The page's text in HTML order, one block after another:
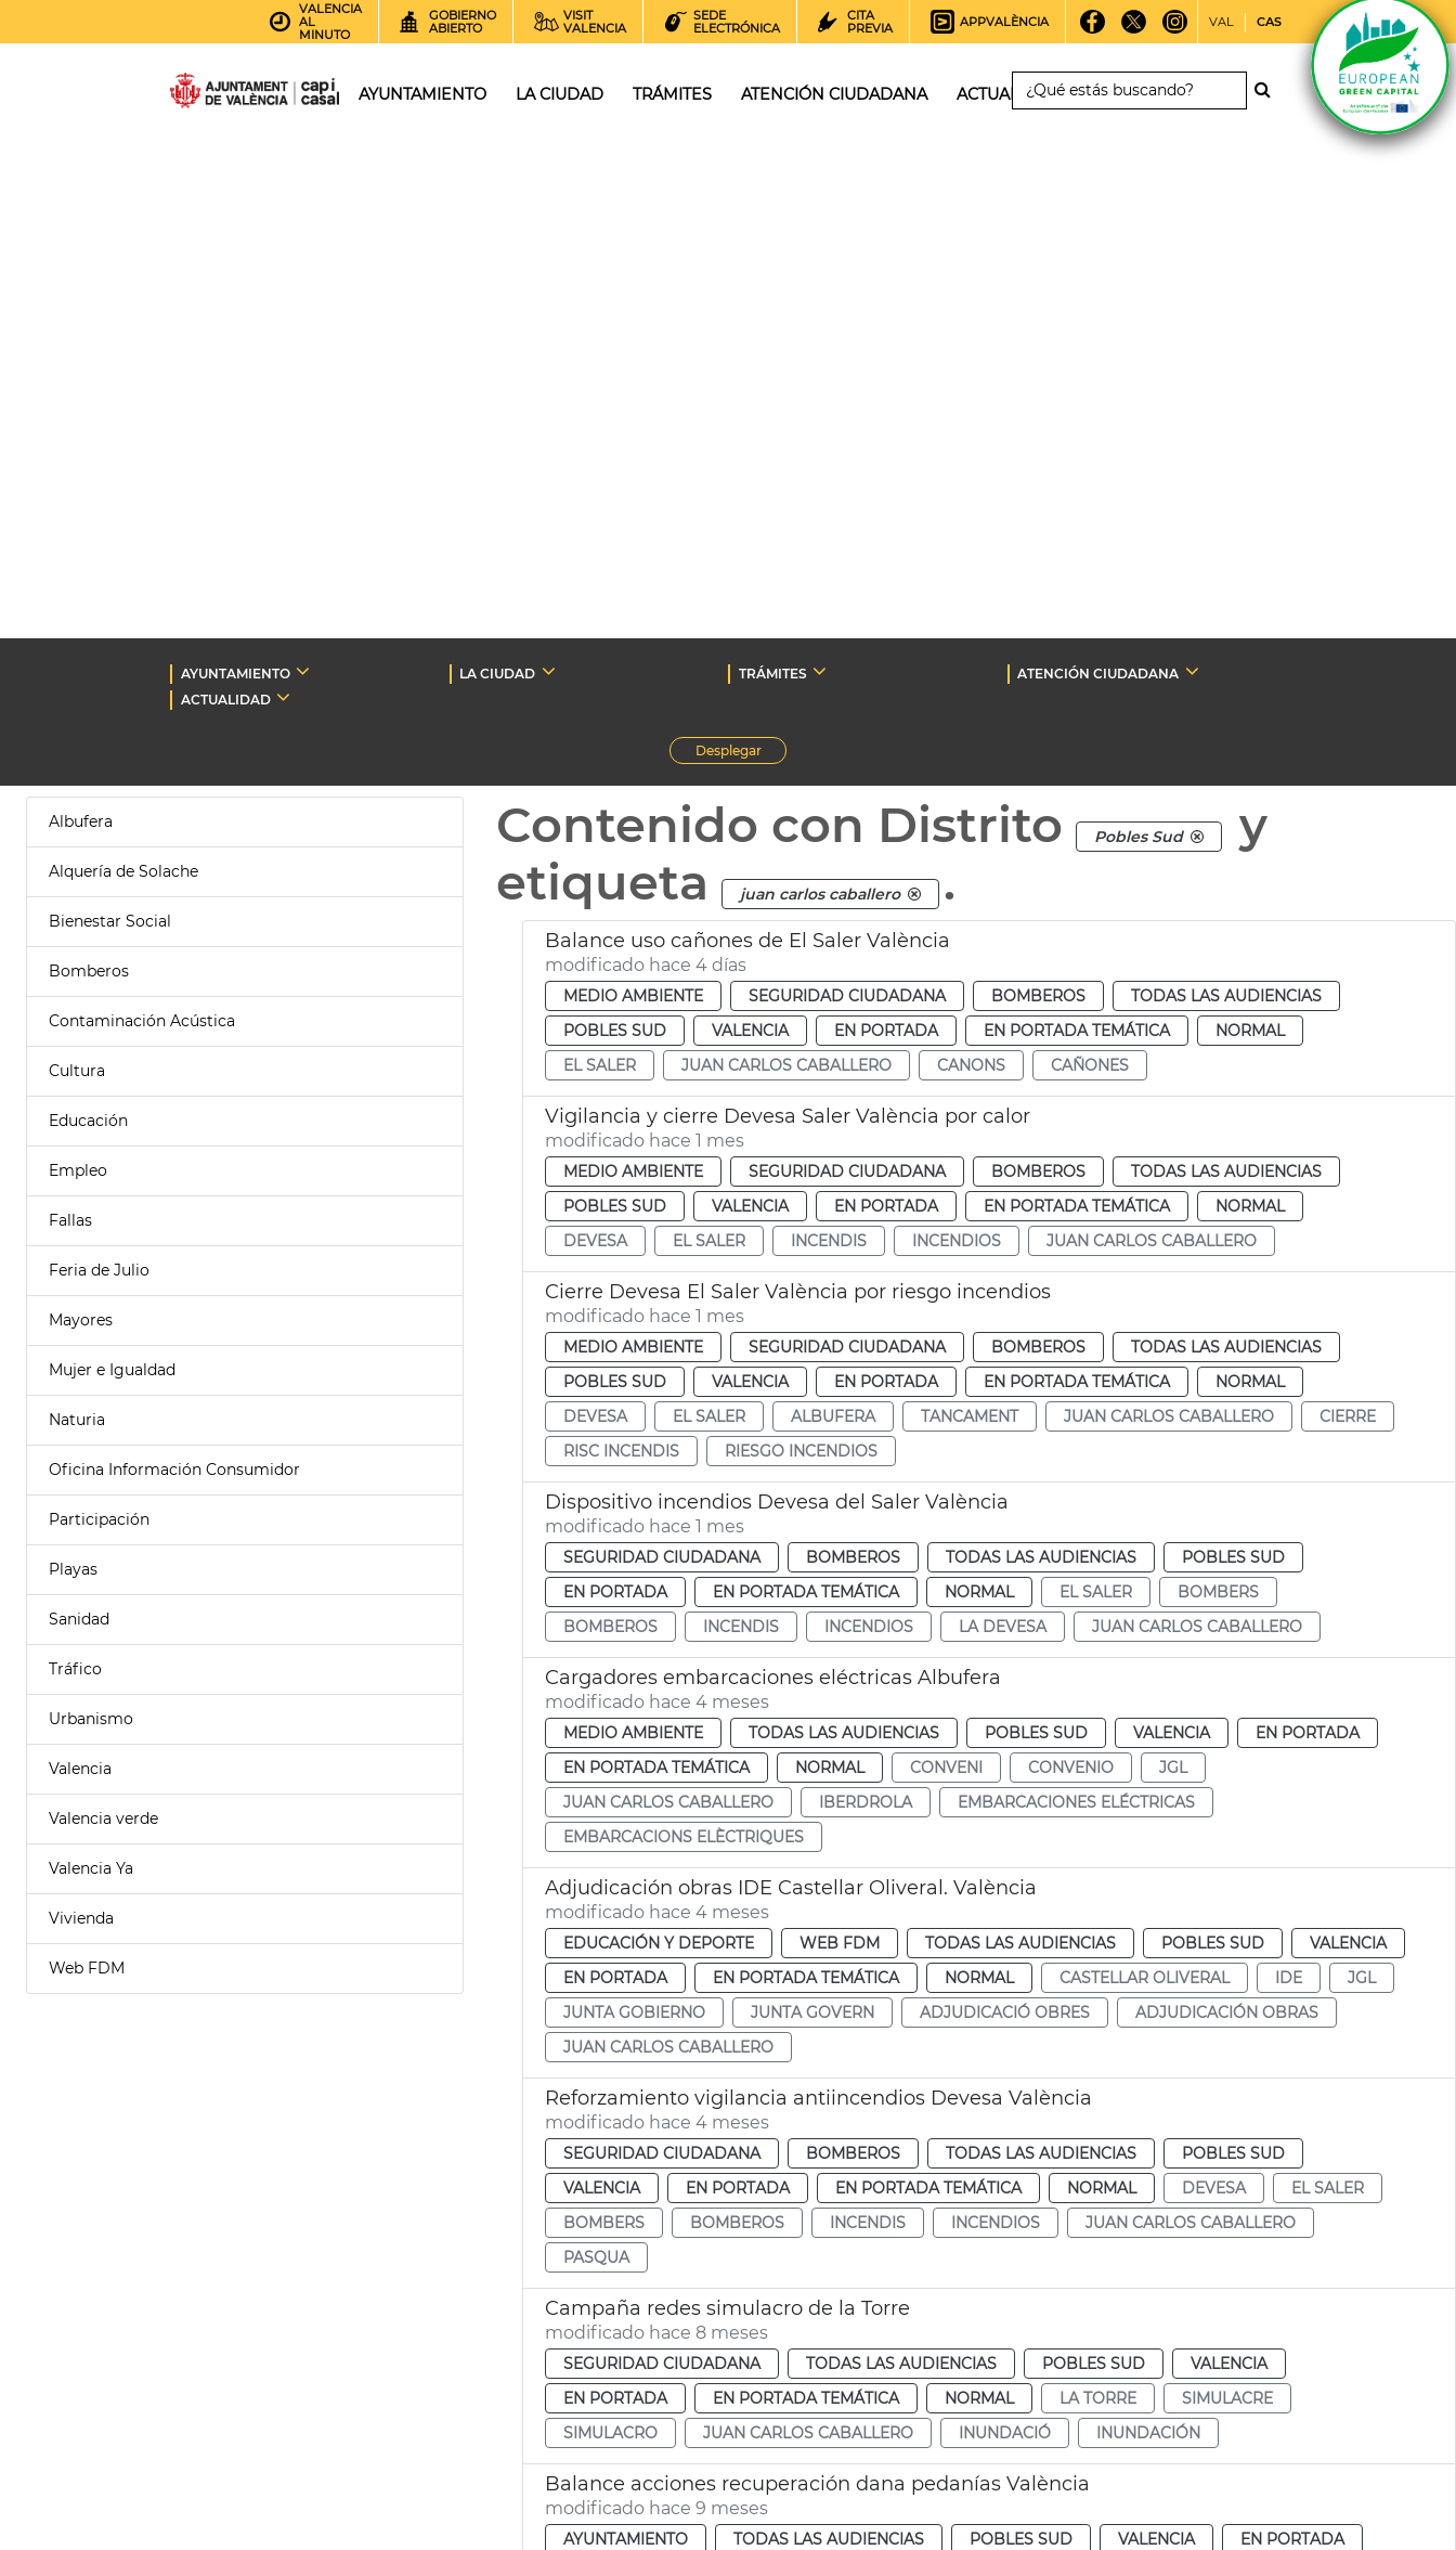
VALENCIA
AL
MINUTO
GOBIERNO
ABIERTO
VISIT
VALENCIA
SEDE
ELECTRÓNICA
CITA
PREVIA
APPVALÈNCIA VAL CAS
AYUNTAMIENTO LA CIUDAD TRÁMITES ATENCIÓN CIUDADANA ACTUALIDAD
AYUNTAMIENTO LA CIUDAD TRÁMITES
ATENCIÓN CIUDADANA
ACTUALIDAD
Desplegar
Albufera
Alquería de Solache
Bienestar Social
Bomberos
Contaminación Acústica
Cultura
Educación
Empleo
Fallas
Feria de Julio
Mayores
Mujer e Igualdad
Naturia
Oficina Información Consumidor
Participación
Playas
Sanidad
Tráfico
Urbanismo
Valencia
Valencia verde
Valencia Ya
Vivienda
Web FDM
Contenido con Distrito Pobles Sud
y
etiqueta
juan carlos caballero .
Balance uso cañones de El Saler València
modificado hace 4 días
MEDIO AMBIENTE SEGURIDAD CIUDADANA BOMBEROS
TODAS LAS AUDIENCIAS
POBLES SUD
VALENCIA EN PORTADA EN PORTADA TEMÁTICA
NORMAL
EL SALER
JUAN CARLOS CABALLERO CANONS CAÑONES
Vigilancia y cierre Devesa Saler València por calor
modificado hace 1 mes
MEDIO AMBIENTE SEGURIDAD CIUDADANA BOMBEROS
TODAS LAS AUDIENCIAS
POBLES SUD
VALENCIA EN PORTADA EN PORTADA TEMÁTICA
NORMAL
DEVESA
EL SALER INCENDIS INCENDIOS JUAN CARLOS CABALLERO
Cierre Devesa El Saler València por riesgo incendios
modificado hace 1 mes
MEDIO AMBIENTE SEGURIDAD CIUDADANA BOMBEROS
TODAS LAS AUDIENCIAS
POBLES SUD
VALENCIA EN PORTADA EN PORTADA TEMÁTICA
NORMAL
DEVESA
EL SALER ALBUFERA TANCAMENT JUAN CARLOS CABALLERO
CIERRE
RISC INCENDIS
RIESGO INCENDIOS
Dispositivo incendios Devesa del Saler València
modificado hace 1 mes
SEGURIDAD CIUDADANA BOMBEROS TODAS LAS AUDIENCIAS
POBLES SUD
EN PORTADA
EN PORTADA TEMÁTICA NORMAL EL SALER
BOMBERS
BOMBEROS
INCENDIS INCENDIOS LA DEVESA JUAN CARLOS CABALLERO
Cargadores embarcaciones eléctricas Albufera
modificado hace 4 meses
MEDIO AMBIENTE TODAS LAS AUDIENCIAS POBLES SUD VALENCIA
EN PORTADA
EN PORTADA TEMÁTICA
NORMAL CONVENI CONVENIO
JGL
JUAN CARLOS CABALLERO
IBERDROLA
EMBARCACIONES ELÉCTRICAS
EMBARCACIONS ELÈCTRIQUES
Adjudicación obras IDE Castellar Oliveral. València
modificado hace 4 meses
EDUCACIÓN Y DEPORTE WEB FDM TODAS LAS AUDIENCIAS POBLES SUD
VALENCIA
EN PORTADA
EN PORTADA TEMÁTICA NORMAL CASTELLAR OLIVERAL IDE
JGL
JUNTA GOBIERNO
JUNTA GOVERN ADJUDICACIÓ OBRES
ADJUDICACIÓN OBRAS
JUAN CARLOS CABALLERO
Reforzamiento vigilancia antiincendios Devesa València
modificado hace 4 meses
SEGURIDAD CIUDADANA BOMBEROS TODAS LAS AUDIENCIAS
POBLES SUD
VALENCIA
EN PORTADA EN PORTADA TEMÁTICA NORMAL DEVESA
EL SALER
BOMBERS
BOMBEROS INCENDIS INCENDIOS
JUAN CARLOS CABALLERO
PASQUA
Campaña redes simulacro de la Torre
modificado hace 8 meses
SEGURIDAD CIUDADANA TODAS LAS AUDIENCIAS POBLES SUD
VALENCIA
EN PORTADA
EN PORTADA TEMÁTICA NORMAL LA TORRE
SIMULACRE
SIMULACRO
JUAN CARLOS CABALLERO INUNDACIÓ INUNDACIÓN
Balance acciones recuperación dana pedanías València
modificado hace 9 meses
AYUNTAMIENTO TODAS LAS AUDIENCIAS POBLES SUD VALENCIA
EN PORTADA